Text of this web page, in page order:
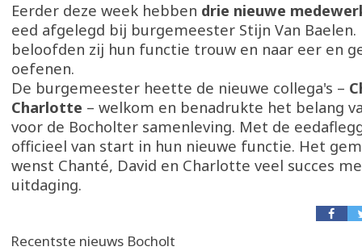
Eerder deze week hebben drie nieuwe
eed afgelegd bij burgemeester Stijn Van Baelen.
beloofden zij hun functie trouw en naar eer en
oefenen.
De burgemeester heette de nieuwe collega's –
Charlotte – welkom en benadrukte het belang
voor de Bocholter samenleving. Met de
officieel van start in hun nieuwe functie. Het
wenst Chanté, David en Charlotte veel succes
uitdaging.
Recentste nieuws Bocholt